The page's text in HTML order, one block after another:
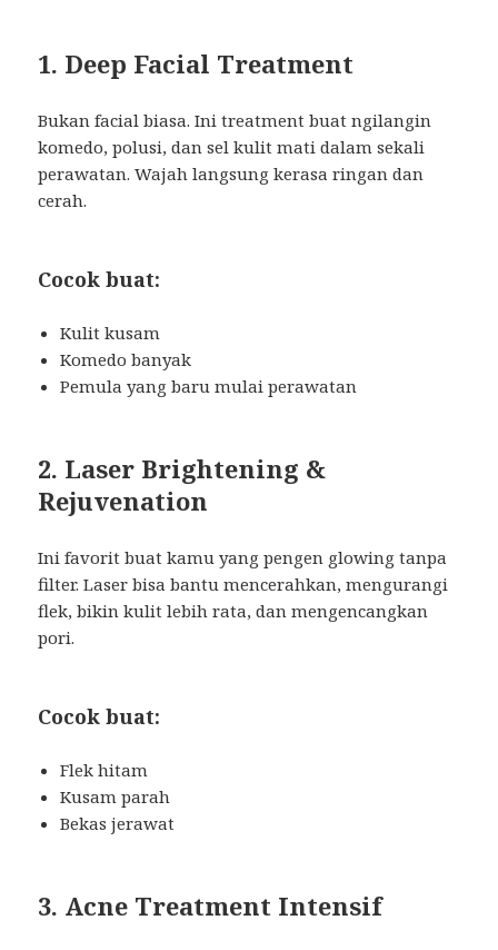
1. Deep Facial Treatment
Bukan facial biasa. Ini treatment buat ngilangin
komedo, polusi, dan sel kulit mati dalam sekali
perawatan. Wajah langsung kerasa ringan dan
cerah.
Cocok buat:
Kulit kusam
Komedo banyak
Pemula yang baru mulai perawatan
2. Laser Brightening &
Rejuvenation
Ini favorit buat kamu yang pengen glowing tanpa
filter. Laser bisa bantu mencerahkan, mengurangi
flek, bikin kulit lebih rata, dan mengencangkan
pori.
Cocok buat:
Flek hitam
Kusam parah
Bekas jerawat
3. Acne Treatment Intensif